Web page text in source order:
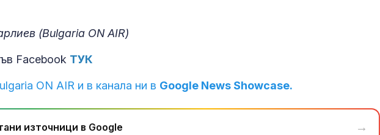
(Bulgaria ON AIR)
Facebook ТУК
ON AIR и в канала ни в Google News Showcase.
източници в Google →